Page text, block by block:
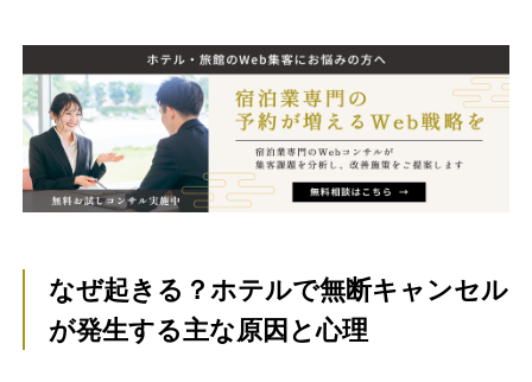
なぜ起きる？ホテルで無断キャンセル
が発生する主な原因と心理